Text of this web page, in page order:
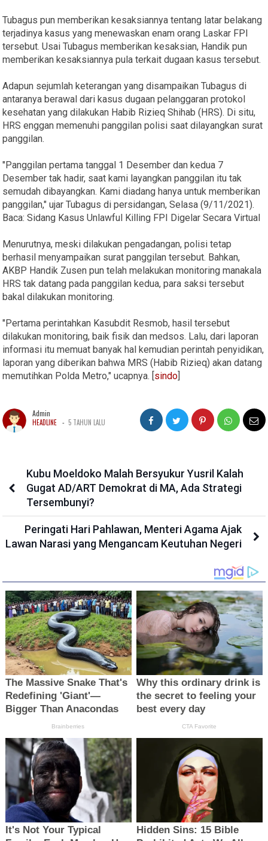
Tubagus pun memberikan kesaksiannya tentang latar belakang
terjadinya kasus yang menewaskan enam orang Laskar FPI
tersebut. Usai Tubagus memberikan kesaksian, Handik pun
memberikan kesaksiannya pula terkait dugaan kasus tersebut.
Adapun sejumlah keterangan yang disampaikan Tubagus di
antaranya berawal dari kasus dugaan pelanggaran protokol
kesehatan yang dilakukan Habib Rizieq Shihab (HRS). Di situ,
HRS enggan memenuhi panggilan polisi saat dilayangkan surat
panggilan.
"Panggilan pertama tanggal 1 Desember dan kedua 7
Desember tak hadir, saat kami layangkan panggilan itu tak
semudah dibayangkan. Kami diadang hanya untuk memberikan
panggilan," ujar Tubagus di persidangan, Selasa (9/11/2021).
Baca: Sidang Kasus Unlawful Killing FPI Digelar Secara Virtual
Menurutnya, meski dilakukan pengadangan, polisi tetap
berhasil menyampaikan surat panggilan tersebut. Bahkan,
AKBP Handik Zusen pun telah melakukan monitoring manakala
HRS tak datang pada panggilan kedua, para saksi tersebut
bakal dilakukan monitoring.
"Pertama perintahkan Kasubdit Resmob, hasil tersebut
dilakukan monitoring, baik fisik dan medsos. Lalu, dari laporan
informasi itu memuat banyak hal kemudian perintah penyidikan,
laporan yang diberikan bahwa MRS (Habib Rizieq) akan datang
memutihkan Polda Metro," ucapnya. [sindo]
Admin
HEADLINE - 5 TAHUN LALU
Kubu Moeldoko Malah Bersyukur Yusril Kalah
Gugat AD/ART Demokrat di MA, Ada Strategi
Tersembunyi?
Peringati Hari Pahlawan, Menteri Agama Ajak
Lawan Narasi yang Mengancam Keutuhan Negeri